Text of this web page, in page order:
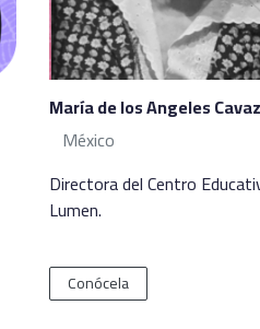
María de los Angeles
México
Directora del Centro
Lumen.
Conócela